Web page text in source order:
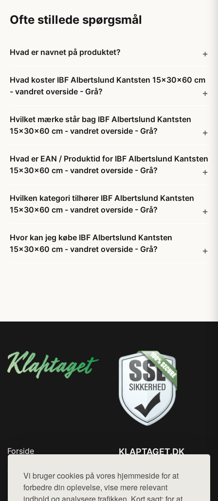
Vi bruger cookies på vores hjemmeside for at
forbedre din oplevelse, vise mere relevant
Ofte stillede spørgsmål
Hvad er navnet på produktet?
Hvad koster IBF Albertslund Kantsten 15x30x60 cm
- vandret overside - Grå?
Hvilket mærke står bag IBF Albertslund Kantsten
15x30x60 cm - vandret overside - Grå?
Hvad er EAN / Produktid for IBF Albertslund Kantsten
15x30x60 cm - vandret overside - Grå?
Hvilken kategori tilhører IBF Albertslund Kantsten
15x30x60 cm - vandret overside - Grå?
Hvor kan jeg købe IBF Albertslund Kantsten
15x30x60 cm - vandret overside - Grå?
Forside
Top Rabatter
Blog
Kontakt
KLAPTAGET.DK
Mail: hej@want.dk